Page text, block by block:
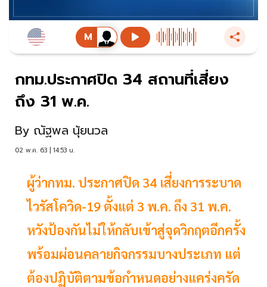
กทม.ประกาศปิด 34 สถานที่เสี่ยง
ถึง 31 พ.ค.
By ณัฐพล นุ้ยนวล
02 พ.ค. 63 | 14:53 น.
ผู้ว่ากทม. ประกาศปิด 34 เสี่ยงการระบาด
ไวรัสโควิด-19 ตั้งแต่ 3 พ.ค. ถึง 31 พ.ค.
หวังป้องกันไม่ให้กลับเข้าสู่จุดวิกฤตอีกครั้ง
พร้อมผ่อนคลายกิจกรรมบางประเภท แต่
ต้องปฏิบัติตามข้อกำหนดอย่างแคร่งครัด